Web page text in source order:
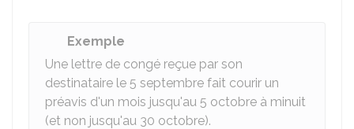
Exemple
Une lettre de congé reçue par son
destinataire le 5 septembre fait courir un
préavis d'un mois jusqu'au 5 octobre à minuit
(et non jusqu'au 30 octobre).